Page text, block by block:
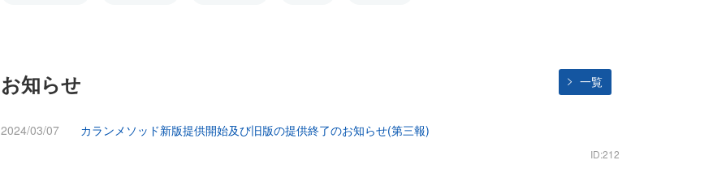
お知らせ 一覧
2024/03/07 カランメソッド新版提供開始及び旧版の提供終了のお知らせ(第三報)
ID:212